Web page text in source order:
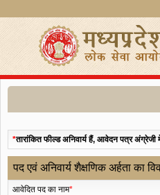
*तारांकित फील्ड अनिवार्य हैं, आवेदन पत्र अंग्रेजी में
पद एवं अनिवार्य शैक्षणिक अर्हता का
आवेदित पद का नाम*